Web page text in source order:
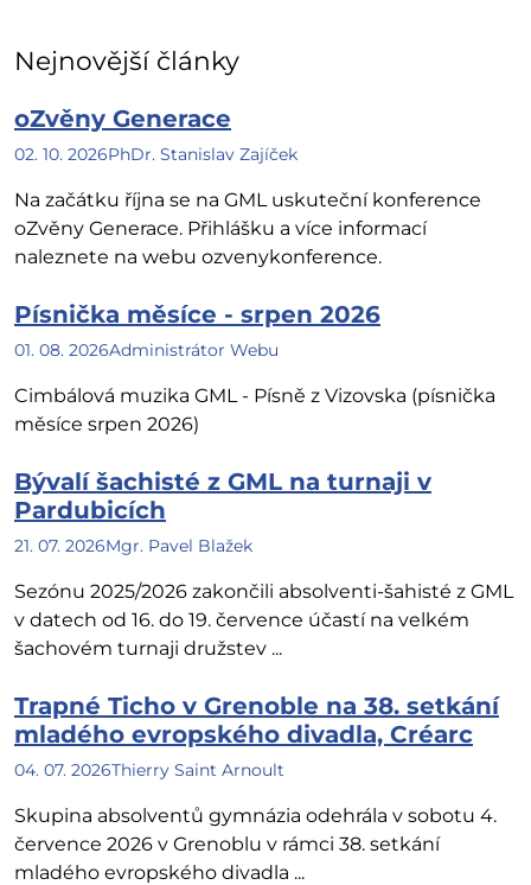
Nejnovější články
oZvěny Generace
02. 10. 2026PhDr. Stanislav Zajíček
Na začátku října se na GML uskuteční konference
oZvěny Generace. Přihlášku a více informací
naleznete na webu ozvenykonference.
Písnička měsíce - srpen 2026
01. 08. 2026Administrátor Webu
Cimbálová muzika GML - Písně z Vizovska (písnička
měsíce srpen 2026)
Bývalí šachisté z GML na turnaji v
Pardubicích
21. 07. 2026Mgr. Pavel Blažek
Sezónu 2025/2026 zakončili absolventi-šahisté z GML
v datech od 16. do 19. července účastí na velkém
šachovém turnaji družstev ...
Trapné Ticho v Grenoble na 38. setkání
mladého evropského divadla, Créarc
04. 07. 2026Thierry Saint Arnoult
Skupina absolventů gymnázia odehrála v sobotu 4.
července 2026 v Grenoblu v rámci 38. setkání
mladého evropského divadla ...